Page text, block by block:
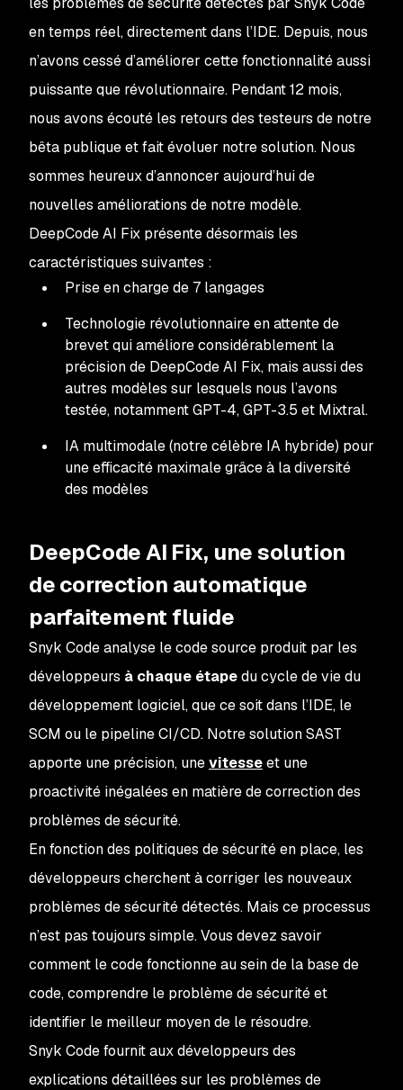
en temps réel, directement dans l’IDE. Depuis, nous
n’avons cessé d’améliorer cette fonctionnalité aussi
puissante que révolutionnaire. Pendant 12 mois,
nous avons écouté les retours des testeurs de notre
bêta publique et fait évoluer notre solution. Nous
sommes heureux d’annoncer aujourd’hui de
nouvelles améliorations de notre modèle.
DeepCode AI Fix présente désormais les
caractéristiques suivantes :
Prise en charge de 7 langages
Technologie révolutionnaire en attente de
brevet qui améliore considérablement la
précision de DeepCode AI Fix, mais aussi des
autres modèles sur lesquels nous l’avons
testée, notamment GPT-4, GPT-3.5 et Mixtral.
IA multimodale (notre célèbre IA hybride) pour
une efficacité maximale grâce à la diversité
des modèles
DeepCode AI Fix, une solution
de correction automatique
parfaitement fluide
Snyk Code analyse le code source produit par les
développeurs à chaque étapedu cycle de vie du
développement logiciel, que ce soit dans l’IDE, le
SCM ou le pipeline CI/CD. Notre solution SAST
apporte une précision, unevitesseet une
proactivité inégalées en matière de correction des
problèmes de sécurité.
En fonction des politiques de sécurité en place, les
développeurs cherchent à corriger les nouveaux
problèmes de sécurité détectés. Mais ce processus
n’est pas toujours simple. Vous devez savoir
comment le code fonctionne au sein de la base de
code, comprendre le problème de sécurité et
identifier le meilleur moyen de le résoudre.
Snyk Code fournit aux développeurs des
explications détaillées sur les problèmes de